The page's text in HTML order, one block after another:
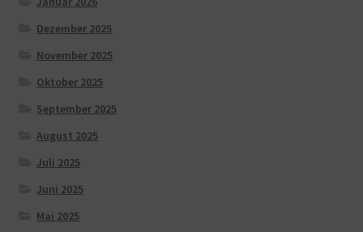
Dezember 2025
November 2025
Oktober 2025
September 2025
August 2025
Juli 2025
Juni 2025
Mai 2025